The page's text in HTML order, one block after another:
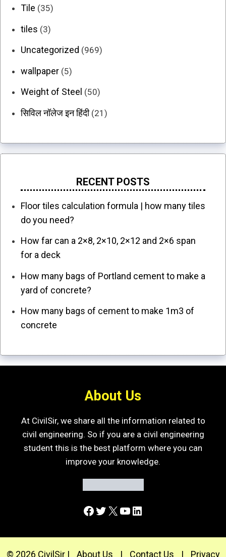
Tile (35)
tiles (3)
Uncategorized (969)
wallpaper (5)
Weight of Steel (50)
सिविल नॉलेज इन हिंदी(21)
RECENT POSTS
Floor tiles calculation formula | how many tiles
do you need?
How far can a 2×8, 2×10, 2×12 and 2×6 span
for a deck
How many bags of Portland cement to make a
yard of concrete?
How many bags of cement to make 1m3 of
concrete
About Us
At CivilSir, we share all the information related to
civil engineering. So if you are a civil engineering
student this is the best platform where you can
improve your knowledge.
Facebook
Twitter
X YouTube
LinkedIn
© 2026 CivilSir | About Us | Contact Us | Privacy